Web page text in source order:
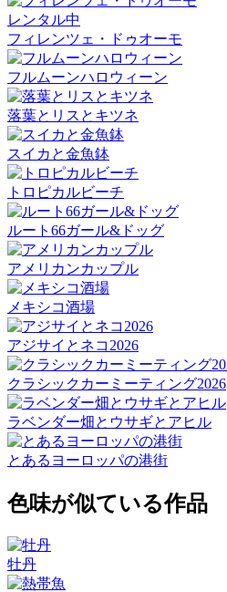
レンタル中
フィレンツェ・ドゥオーモ
フルムーンハロウィーン
落葉とリスとキツネ
スイカと金魚鉢
トロピカルビーチ
ルート66ガール&ドッグ
アメリカンカップル
メキシコ酒場
アジサイとネコ2026
クラシックカーミーティング2026
ラベンダー畑とウサギとアヒル
とあるヨーロッパの港街
色味が似ている作品
牡丹